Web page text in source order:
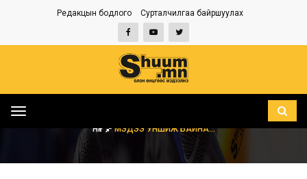
Редакцын бодлого Сурталчилгаа байршуулах
Toggle
НҮҮР МЭДЭЭ УНШИЖ БАЙНА...